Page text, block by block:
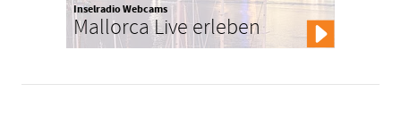
Inselradio Webcams
Mallorca Live erleben